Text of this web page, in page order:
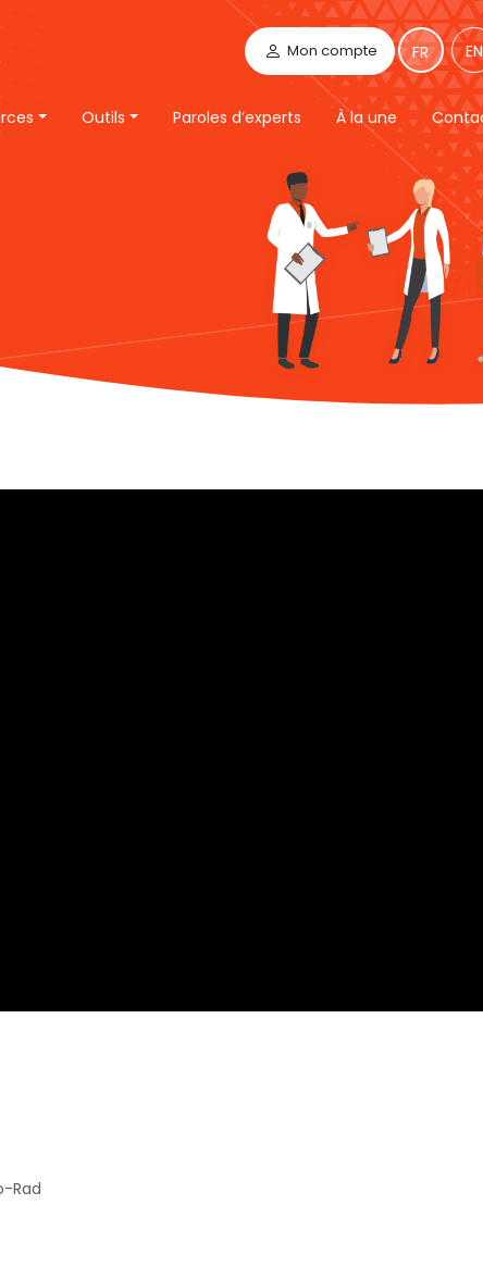
Mon compte FR EN
Outils Paroles d’experts À la une
Rad